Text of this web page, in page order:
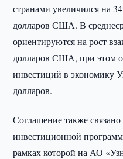
странами увеличился на
долларов США. В
ориентируются на рост
долларов США, при этом
инвестиций в экономику
долларов.
Соглашение также
инвестиционной
рамках которой на АО